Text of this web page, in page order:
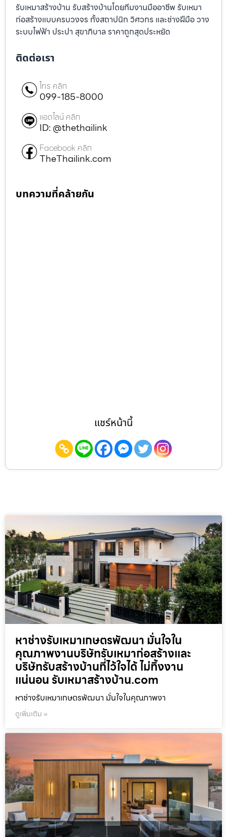
รับเหมาสร้างบ้าน รับสร้างบ้านโดยทีมงานมืออาชีพ รับเหมา
ก่อสร้างแบบครบวงจร ทั้งสถาปนิก วิศวกร และช่างฝีมือ วาง
ระบบไฟฟ้า ประปา สุขาภิบาล ราคาถูกสุดประหยัด
ติดต่อเรา
โทร คลิก
099-185-8000
แอดไลน์ คลิก
ID: @thethailink
Facebook คลิก
TheThailink.com
บทความที่คล้ายกัน
แชร์หน้านี้
หาช่างรับเหมาเกษตรพัฒนา มั่นใจใน
คุณภาพงานบริษัทรับเหมาก่อสร้างและ
บริษัทรับสร้างบ้านที่ไว้ใจได้ ไม่ทิ้งงาน
แน่นอน รับเหมาสร้างบ้าน.com
หาช่างรับเหมาเกษตรพัฒนา มั่นใจในคุณภาพงา
ดูเพิ่มเติม »